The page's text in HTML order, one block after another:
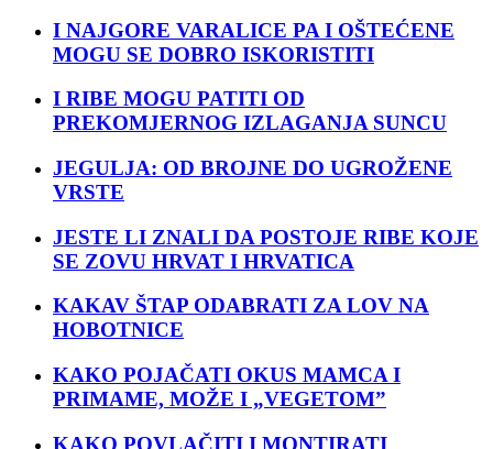
I NAJGORE VARALICE PA I OŠTEĆENE
MOGU SE DOBRO ISKORISTITI
I RIBE MOGU PATITI OD
PREKOMJERNOG IZLAGANJA SUNCU
JEGULJA: OD BROJNE DO UGROŽENE
VRSTE
JESTE LI ZNALI DA POSTOJE RIBE KOJE
SE ZOVU HRVAT I HRVATICA
KAKAV ŠTAP ODABRATI ZA LOV NA
HOBOTNICE
KAKO POJAČATI OKUS MAMCA I
PRIMAME, MOŽE I „VEGETOM”
KAKO POVLAČITI I MONTIRATI